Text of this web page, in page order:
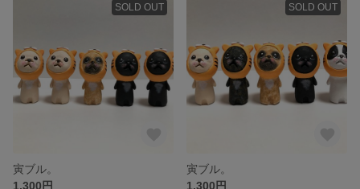
SOLD OUT
寅ブル。
1,300円
SOLD OUT
寅ブル。
1,300円